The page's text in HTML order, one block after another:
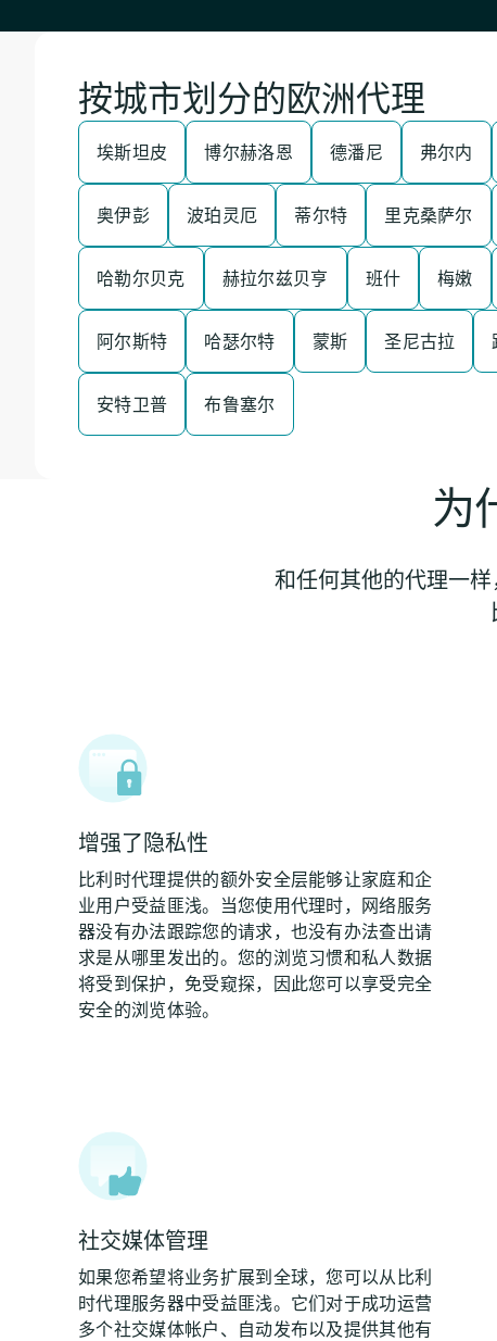
按城市划分的欧洲代理
埃斯坦皮 博尔赫洛恩 德潘尼 弗尔内
奥伊彭 波珀灵厄 蒂尔特 里克桑萨尔
哈勒尔贝克 赫拉尔兹贝亨 班什 梅嫩
阿尔斯特 哈瑟尔特 蒙斯 圣尼古拉
安特卫普 布鲁塞尔
为
和任何其他的代理一
增强了隐私性
比利时代理提供的额外安全层能够让家庭和企
业用户受益匪浅。当您使用代理时，网络服务
器没有办法跟踪您的请求，也没有办法查出请
求是从哪里发出的。您的浏览习惯和私人数据
将受到保护，免受窥探，因此您可以享受完全
安全的浏览体验。
社交媒体管理
如果您希望将业务扩展到全球，您可以从比利
时代理服务器中受益匪浅。它们对于成功运营
多个社交媒体帐户、自动发布以及提供其他有